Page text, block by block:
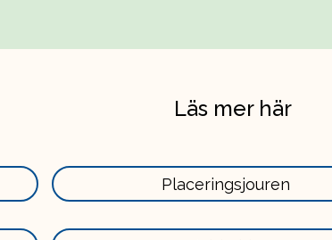
Läs mer här
Läs
mer
här
Placeringsjouren